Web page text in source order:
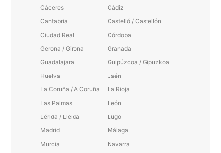
Cáceres
Cádiz
Cantabria
Castelló / Castellón
Ciudad Real
Córdoba
Gerona / Girona
Granada
Guadalajara
Guipúzcoa / Gipuzkoa
Huelva
Jaén
La Coruña / A Coruña
La Rioja
Las Palmas
León
Lérida / Lleida
Lugo
Madrid
Málaga
Murcia
Navarra